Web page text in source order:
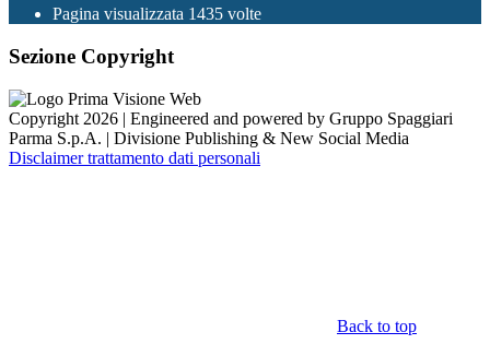
Pagina visualizzata 1435 volte
Sezione Copyright
Copyright 2026 | Engineered and powered by Gruppo Spaggiari
Parma S.p.A. | Divisione Publishing & New Social Media
Disclaimer trattamento dati personali
Back to top